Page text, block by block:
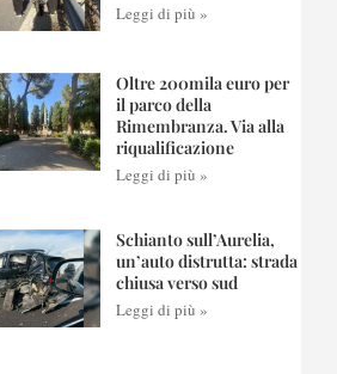
Leggi di più »
Oltre 200mila euro per
il parco della
Rimembranza. Via alla
riqualificazione
Leggi di più »
Schianto sull’Aurelia,
un’auto distrutta: strada
chiusa verso sud
Leggi di più »